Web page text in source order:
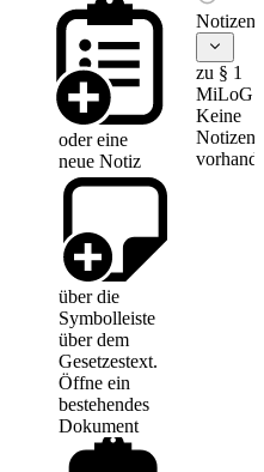
oder eine
neue Notiz
über die
Symbolleiste
über dem
Gesetzestext.
Öffne ein
bestehendes
Dokument
Notizen
zu § 1
MiLoG
Keine
Notizen